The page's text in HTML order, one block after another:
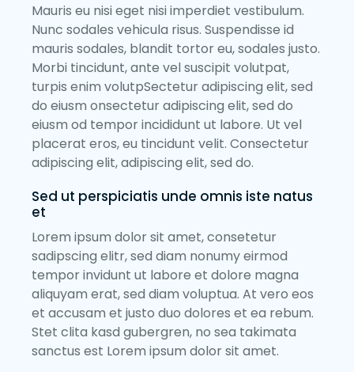
Mauris eu nisi eget nisi imperdiet vestibulum.
Nunc sodales vehicula risus. Suspendisse id
mauris sodales, blandit tortor eu, sodales justo.
Morbi tincidunt, ante vel suscipit volutpat,
turpis enim volutpSectetur adipiscing elit, sed
do eiusm onsectetur adipiscing elit, sed do
eiusm od tempor incididunt ut labore. Ut vel
placerat eros, eu tincidunt velit. Consectetur
adipiscing elit, adipiscing elit, sed do.
Sed ut perspiciatis unde omnis iste natus
et
Lorem ipsum dolor sit amet, consetetur
sadipscing elitr, sed diam nonumy eirmod
tempor invidunt ut labore et dolore magna
aliquyam erat, sed diam voluptua. At vero eos
et accusam et justo duo dolores et ea rebum.
Stet clita kasd gubergren, no sea takimata
sanctus est Lorem ipsum dolor sit amet.